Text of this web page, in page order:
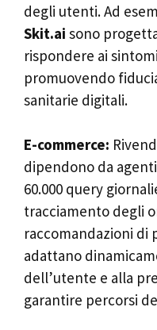
degli utenti. Ad
Skit.ai sono
rispondere ai
promuovendo
sanitarie digitali.
E-commerce:
dipendono da
60.000 query
tracciamento degli
raccomandazioni di
adattano
dell’utente e alla
garantire percorsi